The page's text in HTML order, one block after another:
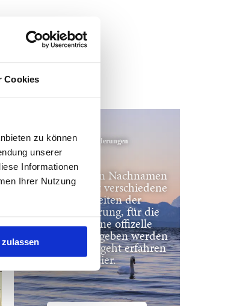
Cookies
zu können
unserer
Informationen
Ihrer Nutzung
Namensänderungen
Sie wollen ihren Nachnamen
ändern? Es gibt verschiedene
Möglichkeiten der
Namensänderung, für die
allerdings eine offizelle
Erklärung abgegeben werden
muss. Wie das geht erfahren
Sie hier.